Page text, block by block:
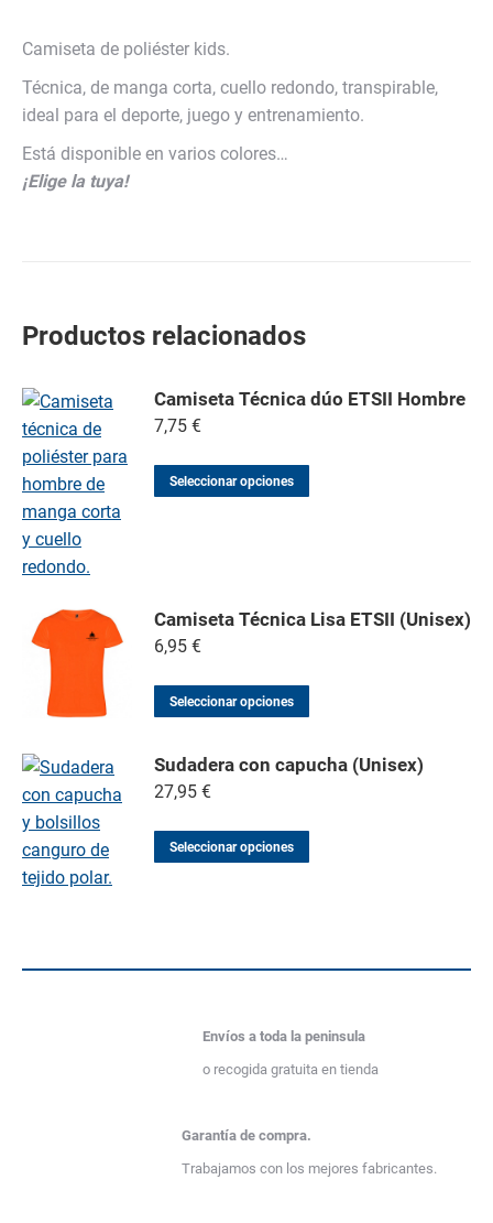
Camiseta de poliéster kids.
Técnica, de manga corta, cuello redondo, transpirable,
ideal para el deporte, juego y entrenamiento.
Está disponible en varios colores…
¡Elige la tuya!
Productos relacionados
Camiseta Técnica dúo ETSII Hombre
7,75 €
Seleccionar opciones
Camiseta Técnica Lisa ETSII (Unisex)
6,95 €
Seleccionar opciones
Sudadera con capucha (Unisex)
27,95 €
Seleccionar opciones
Envíos a toda la peninsula
o recogida gratuita en tienda
Garantía de compra.
Trabajamos con los mejores fabricantes.